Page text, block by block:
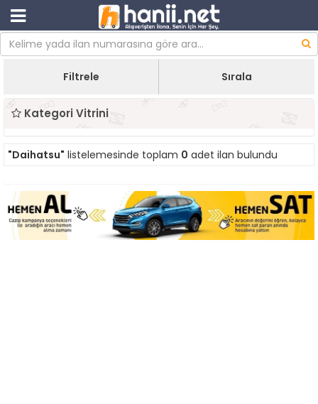
Filtrele Sırala
Kategori Vitrini
"Daihatsu" listelemesinde toplam 0 adet ilan bulundu